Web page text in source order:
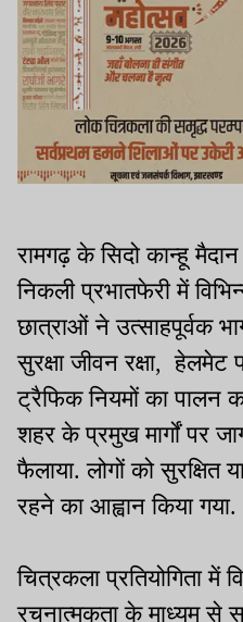
रामगढ़ के सिदो कान्हू
निकली प्रभातफेरी में
छात्राओं ने उत्साहपूर्वक
सुरक्षा जीवन रक्षा, हेलमेट
ट्रैफिक नियमों का पालन
शहर के प्रमुख मार्गों पर
फैलाया. लोगों को सुरक्षित
रहने का आह्वान किया गया.
चित्रकला प्रतियोगिता में
रचनात्मकता के माध्यम से